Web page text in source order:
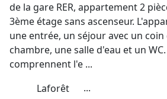
de la gare RER, appartement 2
3ème étage sans ascenseur.
une entrée, un séjour avec un coin
chambre, une salle d'eau et un
comprennent l'e ...
Laforêt
...